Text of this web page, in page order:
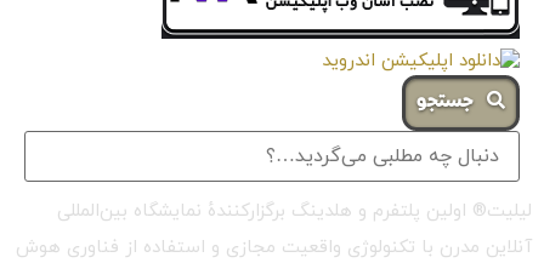
جستجو
لیلیت® اولین پلتفرم و هلدینگ برگزارکنندهٔ نمایشگاه بین‌المللی
آنلاین مدرن با تکنولوژی واقعیت مجازی و استفاده از فناوری هوش